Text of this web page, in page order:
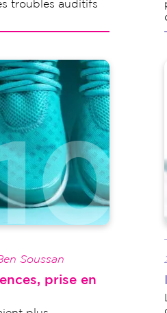
troubles auditifs
Soussan
prise en